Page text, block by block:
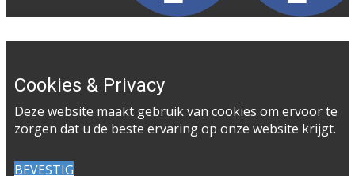
Cookies & Privacy
Deze website maakt gebruik van cookies om ervoor te
zorgen dat u de beste ervaring op onze website krijgt.
BEVESTIG